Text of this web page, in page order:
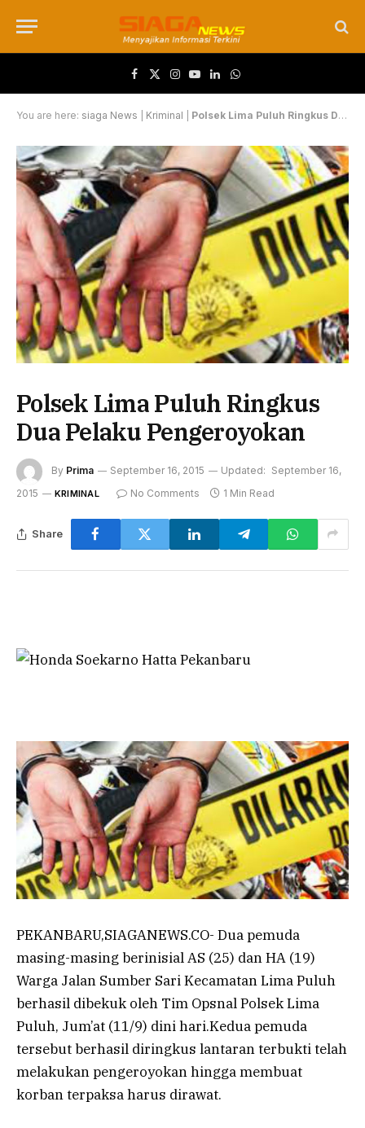
Facebook
X (Twitter)
Instagram
YouTube
LinkedInWhatsApp
You are here: siaga News Kriminal Polsek Lima Puluh Ringkus Dua Pelaku Pengeroyokan
Polsek Lima Puluh Ringkus
Dua Pelaku Pengeroyokan
By Prima September 16, 2015 Updated: September 16,
2015
KRIMINAL No Comments 1 Min Read
Share
PEKANBARU,SIAGANEWS.CO- Dua pemuda
masing-masing berinisial AS (25) dan HA (19)
Warga Jalan Sumber Sari Kecamatan Lima Puluh
berhasil dibekuk oleh Tim Opsnal Polsek Lima
Puluh, Jum’at (11/9) dini hari.Kedua pemuda
tersebut berhasil diringkus lantaran terbukti telah
melakukan pengeroyokan hingga membuat
korban terpaksa harus dirawat.